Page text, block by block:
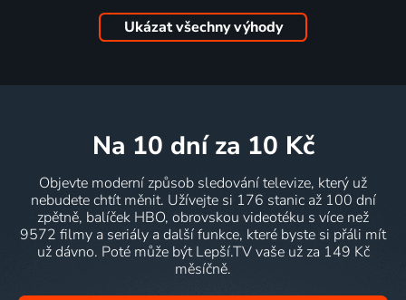
Ukázat všechny výhody
na 10 dní za 10 Kč
Objevte moderní způsob sledování televize, který už
nebudete chtít měnit. Užívejte si 176 stanic až 100 dní
zpětně, balíček HBO, obrovskou videotéku s více než
9572 filmy a seriály a další funkce, které byste si přáli mít
už dávno. Poté může být Lepší.TV vaše už za 149 Kč
měsíčně.